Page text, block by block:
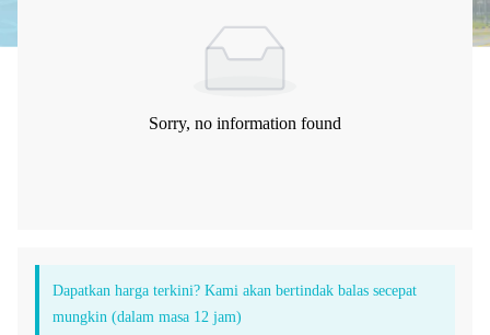
Sorry, no information found
Dapatkan harga terkini? Kami akan bertindak balas secepat
mungkin (dalam masa 12 jam)